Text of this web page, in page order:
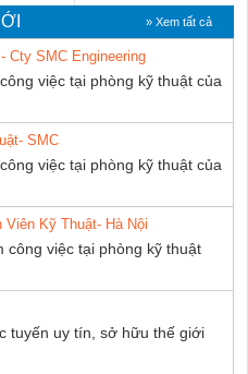
Nam Quốc Thịnh
» Xem tất cả
Cty SMC Engineering
việc tại phòng kỹ thuật của
SMC
việc tại phòng kỹ thuật của
Viên Kỹ Thuật- Hà Nội
công việc tại phòng kỹ thuật
tuyến uy tín, sở hữu thế giới